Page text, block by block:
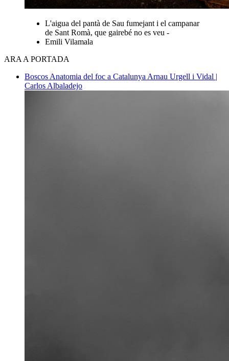
L'aigua del pantà de Sau fumejant i el campanar
de Sant Romà, que gairebé no es veu -
Emili Vilamala
ARA A PORTADA
Boscos Anatomia del foc a Catalunya Arnau Urgell i Vidal |
Carlos Albaladejo